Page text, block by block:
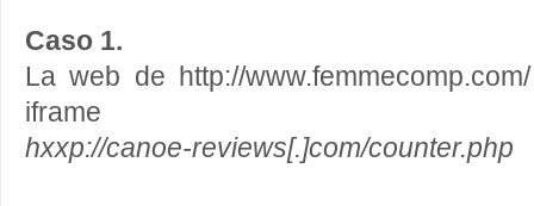
Caso 1.
La web de http://
iframe
hxxp://canoe-reviews[.]com/counter.php